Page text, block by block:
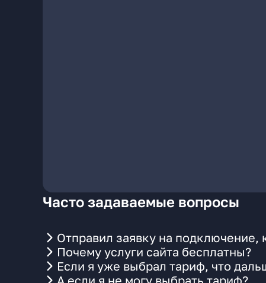
Часто задаваемые вопросы
Отправил заявку на подключение,
Почему услуги сайта бесплатны?
Если я уже выбрал тариф, что
А если я не могу выбрать тариф?